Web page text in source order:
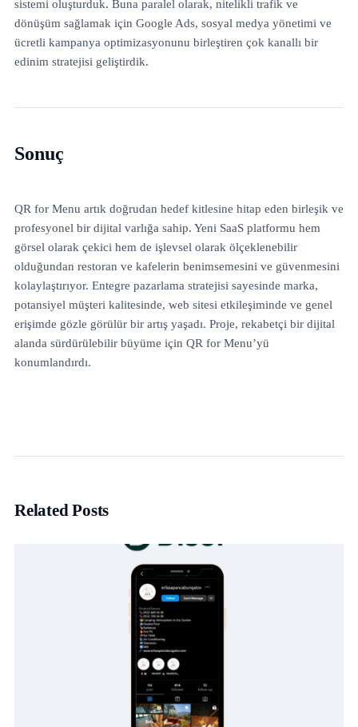
sistemi oluşturduk. Buna paralel olarak, nitelikli trafik ve
dönüşüm sağlamak için Google Ads, sosyal medya yönetimi ve
ücretli kampanya optimizasyonunu birleştiren çok kanallı bir
edinim stratejisi geliştirdik.
Sonuç
QR for Menu artık doğrudan hedef kitlesine hitap eden birleşik ve
profesyonel bir dijital varlığa sahip. Yeni SaaS platformu hem
görsel olarak çekici hem de işlevsel olarak ölçeklenebilir
olduğundan restoran ve kafelerin benimsemesini ve güvenmesini
kolaylaştırıyor. Entegre pazarlama stratejisi sayesinde marka,
potansiyel müşteri kalitesinde, web sitesi etkileşiminde ve genel
erişimde gözle görülür bir artış yaşadı. Proje, rekabetçi bir dijital
alanda sürdürülebilir büyüme için QR for Menu’yü
konumlandırdı.
Related Posts